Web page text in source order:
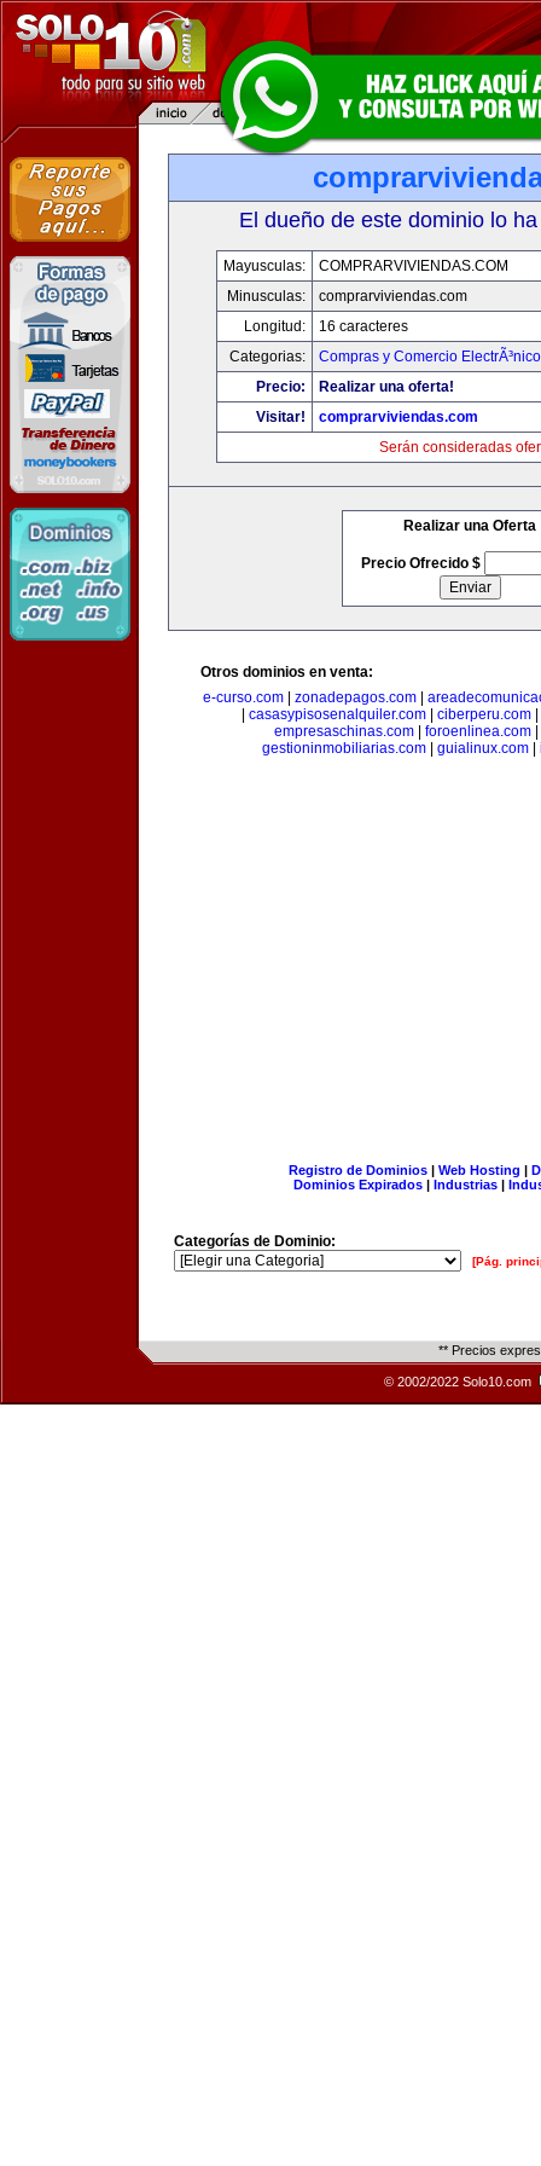
El dueño de este dominio lo
Mayusculas:
COMPRARVIVIENDAS.COM
Minusculas:
comprarviviendas.com
Longitud:
16 caracteres
Categorias:
Compras y Comercio ElectrÃ³nico
Precio:
Realizar una oferta!
Visitar!
comprarviviendas.com
Serán consideradas
Realizar una Oferta
Precio Ofrecido $
Otros dominios en venta:
e-curso.com| zonadepagos.com|
casasypisosenalquiler.com ciberperu.com
empresaschinas.com| foroenlinea.com|
gestioninmobiliarias.com| guialinux.com|
Registro de Dominios| Web Hosting |
Dominios Expirados | Industrias |
Categorías de Dominio:
[Pág.
** Precios
© 2002/2022 Solo10.com